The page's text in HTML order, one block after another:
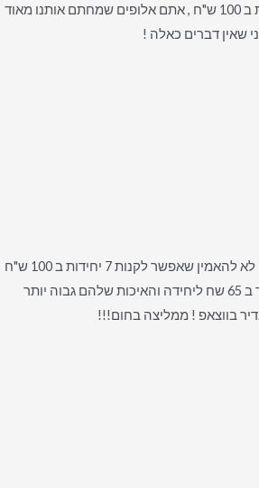
בצלופן במבצע של 7 יחידות ב 100 ש"ח , אתם אלופים שמחתם אותנו מאוד
שאין דברים כאלה !
אני רוצה להגיד פשוט ואוו!! לא להאמין שאפשר לקנות 7 יחידות ב 100 ש"ח
רכשתי בקניון את אותו מוצר ב 65 שח ליחידה והאיכות שלהם גבוה יותר
בווצאפ ! ממליצה בחום!!!